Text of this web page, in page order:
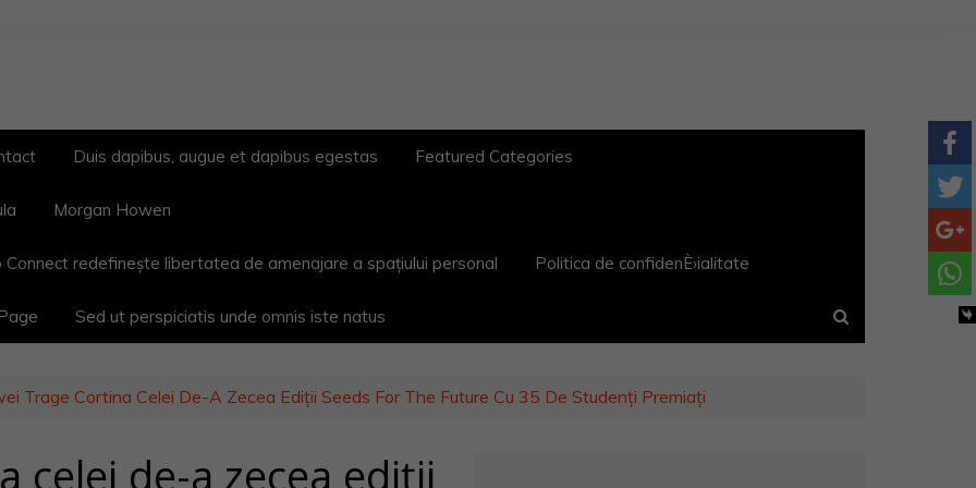
Duis dapibus, augue et dapibus egestas Featured Categories
Morgan Howen
Connect redefinește libertatea de amenajare a spațiului personal Politica de confidenÈ›ialitate
Sed ut perspiciatis unde omnis iste natus
Trage Cortina Celei De-A Zecea Ediții Seeds For The Future Cu 35 De Studenți Premiați
celei de-a zecea ediții